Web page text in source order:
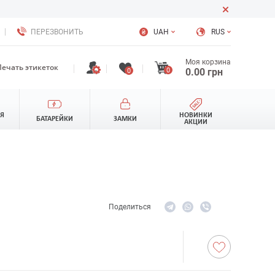
ПЕРЕЗВОНИТЬ UAH RUS
0 0
Моя корзина
0.00 грн
этикеток
БАТАРЕЙКИ ЗАМКИ
НОВИНКИ
АКЦИИ
Поделиться